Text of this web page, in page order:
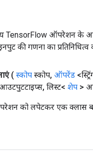
TensorFlow ऑपरेशन के
की गणना का प्रतिनिधित्व
( स्कोप स्कोप, ऑपरेंड
, लिस्ट< शेप >
को लपेटकर एक क्लास